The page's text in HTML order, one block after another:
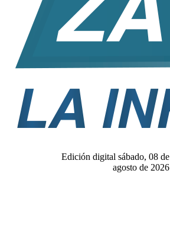
Edición digital sábado, 08 de
agosto de 2026